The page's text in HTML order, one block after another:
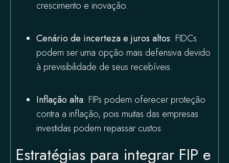
crescimento e inovação.
Cenário de incerteza e juros altos: FIDCs
podem ser uma opção mais defensiva devido
à previsibilidade de seus recebíveis.
Inflação alta: FIPs podem oferecer proteção
contra a inflação, pois muitas das empresas
investidas podem repassar custos.
Estratégias para integrar FIP e